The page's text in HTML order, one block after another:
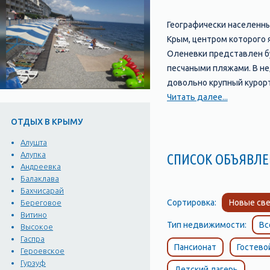
ОТДЫХ В КРЫМУ
Алушта
Алупка
Андреевка
Балаклава
Бахчисарай
Береговое
Витино
Высокое
Гаспра
Героевское
Гурзуф
Географически
Крым, центром которого
Оленевки представлен
песчаными пляжами. В
довольно крупный
пансионаты Оленевки
Евпаторию). Однако, кое
удивительное
маяка тянется на
возвышается над морем
дикой и необычайной
невероятными
туннель. Вдоль берега
Читать далее...
СПИСОК
Сортировка: Новые
Тип недвижимости:
Пансионат